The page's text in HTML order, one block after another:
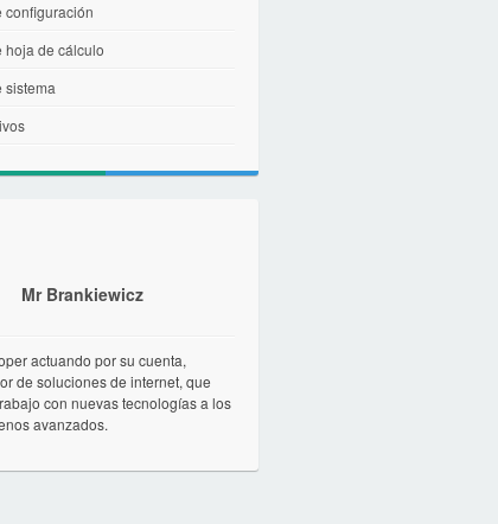
configuración
hoja de cálculo
sistema
Mr Brankiewicz
actuando por su cuenta,
de soluciones de internet, que
con nuevas tecnologías a los
avanzados.